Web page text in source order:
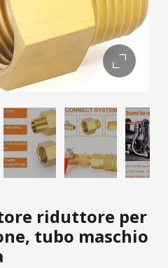
riduttore per
tubo maschio